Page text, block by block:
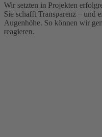
Wir setzten in Projekten
Sie schafft Transparenz – und
Augenhöhe. So können wir
reagieren.